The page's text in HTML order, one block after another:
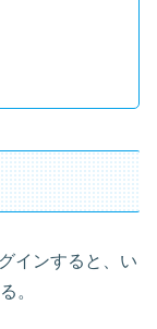
インすると、い
。